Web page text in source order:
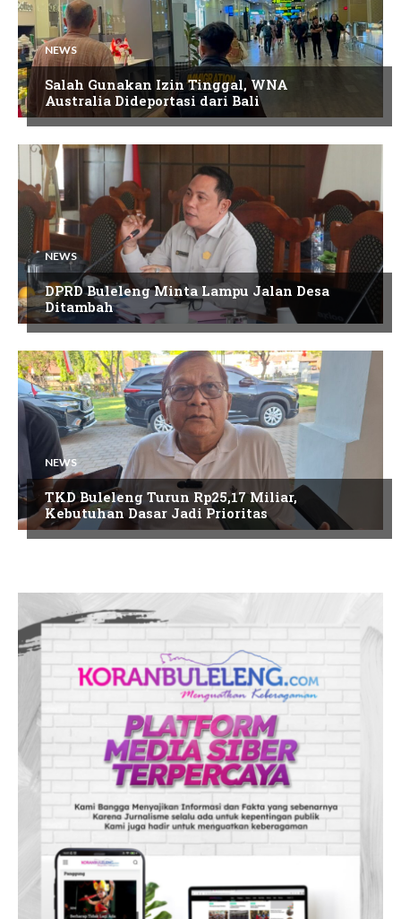
NEWS
Salah Gunakan Izin Tinggal, WNA
Australia Dideportasi dari Bali
NEWS
DPRD Buleleng Minta Lampu Jalan Desa
Ditambah
NEWS
TKD Buleleng Turun Rp25,17 Miliar,
Kebutuhan Dasar Jadi Prioritas